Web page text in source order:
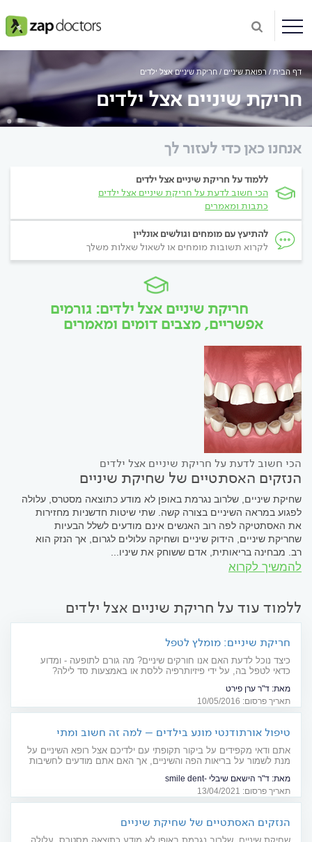
דף הבית רפואת שיניים חריקת שיניים אצל ילדים
חריקת שיניים אצל ילדים
אנחנו כאן כדי לעזור לך
ללמוד על חריקת שיניים אצל ילדים
הכי חשוב לדעת על חריקת שיניים אצל ילדים
כתבות ומאמרים
להתיעץ עם מומחים וגולשים אונליין
לקרוא תשובות מומחים או לשאול שאלות משלך
חריקת שיניים אצל ילדים: גורמים
אפשריים, מצבים דומים ומאמרים
הכי חשוב לדעת על חריקת שיניים אצל ילדים
הנזקים האסתטיים של שחיקת שיניים
שחיקת שיניים, שלרוב נגרמת באופן לא מודע כתוצאה מסטרס, עלולה
לפגוע במראה השיניים בצורה קשה. שתי שיטות חדשניות מחזירות
את האסתטיקה לפה רוב האנשים אינם מודעים לשלל הבעיות
שחריקת שיניים, הידוק שיניים ושחיקה עלולים לגרום, אך הנזק הוא
רב. מבחינה בריאותית, אדם ששוחק את שיניו...
להמשיך לקרוא
ללמוד עוד על חריקת שיניים אצל ילדים
חריקת שיניים: מומלץ לטפל
כיצד נוכל לדעת האם אנו חורקים שיניים? מה גורם לתופעה - ומדוע
כדאי לטפל בה, על ידי פיזיותרפיה ללסת או באמצעות סד לילה?
מאת: ד"ר ערן פירט
תאריך פרסום: 10/05/2016
טיפול אורתודנטי מונע בילדים – למה זה חשוב ומתי
להתחיל? סרטון הסברה
אתם ודאי מקפידים על ביקור תקופתי עם ילדיכם אצל רופא השיניים על
מנת לשמור על בריאות הפה והשיניים, אך האם אתם מודעים לחשיבות
מאת: ד"ר הישאם שיבלי -smile dent
תאריך פרסום: 13/04/2021
הנזקים האסתטיים של שחיקת שיניים